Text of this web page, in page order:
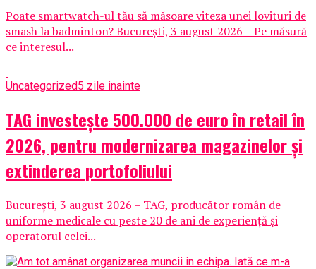
Poate smartwatch-ul tău să măsoare viteza unei lovituri de
smash la badminton? București, 3 august 2026 – Pe măsură
ce interesul...
Uncategorized5 zile inainte
TAG investește 500.000 de euro în retail în
2026, pentru modernizarea magazinelor și
extinderea portofoliului
București, 3 august 2026 – TAG, producător român de
uniforme medicale cu peste 20 de ani de experiență și
operatorul celei...